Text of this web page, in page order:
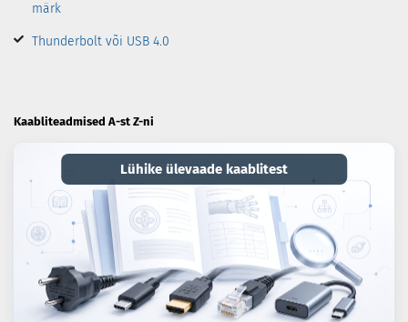
märk
Thunderbolt või USB 4.0
Kaabliteadmised A-st Z-ni
Lühike ülevaade kaablitest